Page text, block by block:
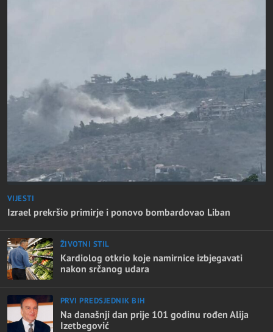
VIJESTI
Izrael prekršio primirje i ponovo bombardovao Liban
ŽIVOTNI STIL
Kardiolog otkrio koje namirnice izbjegavati
nakon srčanog udara
PRVI PREDSJEDNIK BIH
Na današnji dan prije 101 godinu rođen Alija
Izetbegović